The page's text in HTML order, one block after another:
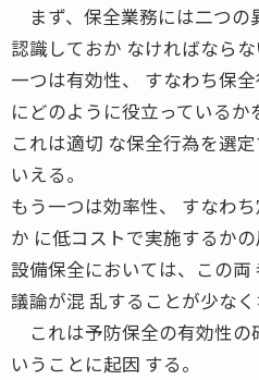
まず、保全業務には二つの
認識しておか なければならな
一つは有効性、 すなわち保
にどのように役立っているか
これは適切 な保全行為を選
いえる。
もう一つは効率性、 すなわ
か に低コストで実施するかの
設備保全においては、この
議論が混 乱することが少なく
これは予防保全の有効性の
いうことに起因 する。